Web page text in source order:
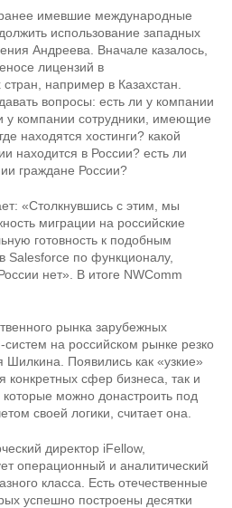
имевшие международные
использование западных
Андреева. Вначале казалось,
лицензий в
стран, например в Казахстан.
вопросы: есть ли у компании
у компании сотрудники, имеющие
находятся хостинги? какой
находится в России? есть ли
граждане России?
«Столкнувшись с этим, мы
миграции на российские
готовность к подобным
Salesforce по функционалу,
нет». В итоге NWComm
рынка зарубежных
на российском рынке резко
Шилкина. Появились как «узкие»
сфер бизнеса, так и
можно донастроить под
своей логики, считает она.
директор iFellow,
операционный и аналитический
класса. Есть отечественные
успешно построены десятки